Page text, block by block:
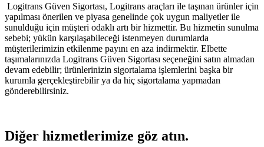
Logitrans Güven Sigortası, Logitrans araçları ile taşınan ürünler için
yapılması önerilen ve piyasa genelinde çok uygun maliyetler ile
sunulduğu için müşteri odaklı artı bir hizmettir. Bu hizmetin sunulma
sebebi; yükün karşılaşabileceği istenmeyen durumlarda
müşterilerimizin etkilenme payını en aza indirmektir. Elbette
taşımalarınızda Logitrans Güven Sigortası seçeneğini satın almadan
devam edebilir; ürünlerinizin sigortalama işlemlerini başka bir
kurumla gerçekleştirebilir ya da hiç sigortalama yapmadan
gönderebilirsiniz.
Diğer hizmetlerimize göz atın.